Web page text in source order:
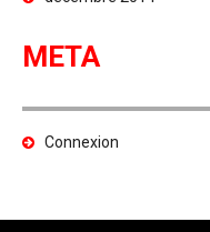
META
Connexion